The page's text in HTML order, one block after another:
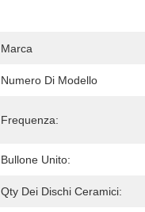
Marca
Numero Di Modello
Frequenza:
Bullone Unito:
Qty Dei Dischi Ceramici: